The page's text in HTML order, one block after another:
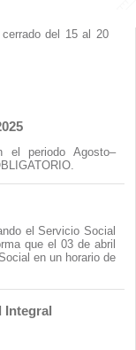
del 15 al 20
periodo Agosto–
el Servicio Social
que el 03 de abril
en un horario de
Integral